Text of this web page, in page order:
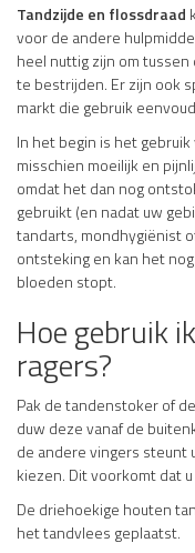
Tandzijde en flossdraad
voor de andere
heel nuttig zijn om
te bestrijden. Er zijn ook
markt die gebruik
In het begin is het
misschien moeilijk en
omdat het dan nog
gebruikt (en nadat uw
tandarts, mondhygiënist
ontsteking en kan het
bloeden stopt.
Hoe gebruik
ragers?
Pak de tandenstoker of
duw deze vanaf de
de andere vingers steunt
kiezen. Dit voorkomt dat
De driehoekige houten
het tandvlees geplaatst.